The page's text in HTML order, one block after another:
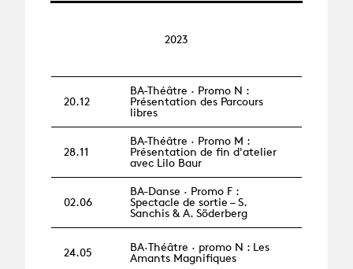
2023
20.12
BA-Théâtre · Promo N :
Présentation des Parcours
libres
28.11
BA-Théâtre · Promo M :
Présentation de fin d'atelier
avec Lilo Baur
02.06
BA-Danse · Promo F :
Spectacle de sortie – S.
Sanchis & A. Söderberg
24.05
BA·Théâtre · promo N : Les
Amants Magnifiques